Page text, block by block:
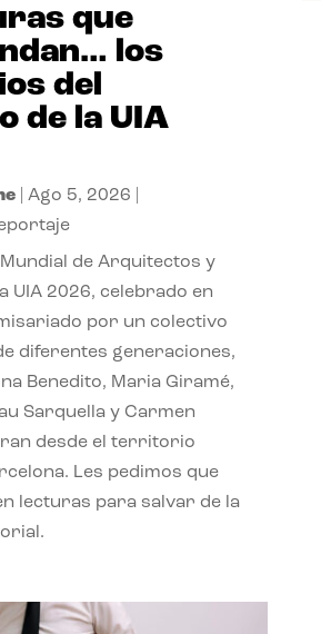
que
los
del
de la UIA
|Ago 5, 2026
de Arquitectos y
UIA 2026, celebrado en
por un colectivo
diferentes generaciones,
Benedito, Maria Giramé,
Sarquella y Carmen
desde el territorio
Les pedimos que
lecturas para salvar de la